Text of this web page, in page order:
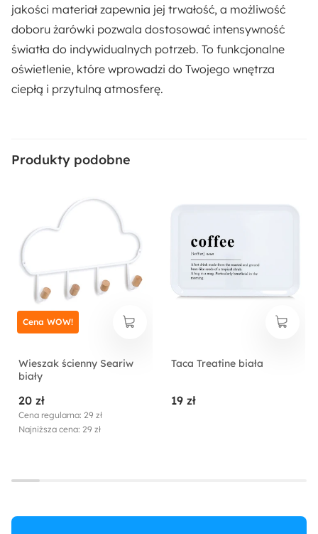
jakości materiał zapewnia jej trwałość, a możliwość
doboru żarówki pozwala dostosować intensywność
światła do indywidualnych potrzeb. To funkcjonalne
oświetlenie, które wprowadzi do Twojego wnętrza
ciepłą i przytulną atmosferę.
Produkty podobne
Wieszak ścienny Seariw
biały
20 zł
Cena regularna: 29 zł
Najniższa cena: 29 zł
Cena WOW!
Taca Treatine biała
19 zł